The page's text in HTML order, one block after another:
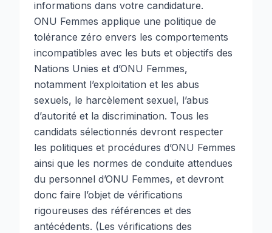
informations dans votre candidature.
ONU Femmes applique une politique de
tolérance zéro envers les comportements
incompatibles avec les buts et objectifs des
Nations Unies et d’ONU Femmes,
notamment l’exploitation et les abus
sexuels, le harcèlement sexuel, l’abus
d’autorité et la discrimination. Tous les
candidats sélectionnés devront respecter
les politiques et procédures d’ONU Femmes
ainsi que les normes de conduite attendues
du personnel d’ONU Femmes, et devront
donc faire l’objet de vérifications
rigoureuses des références et des
antécédents. (Les vérifications des